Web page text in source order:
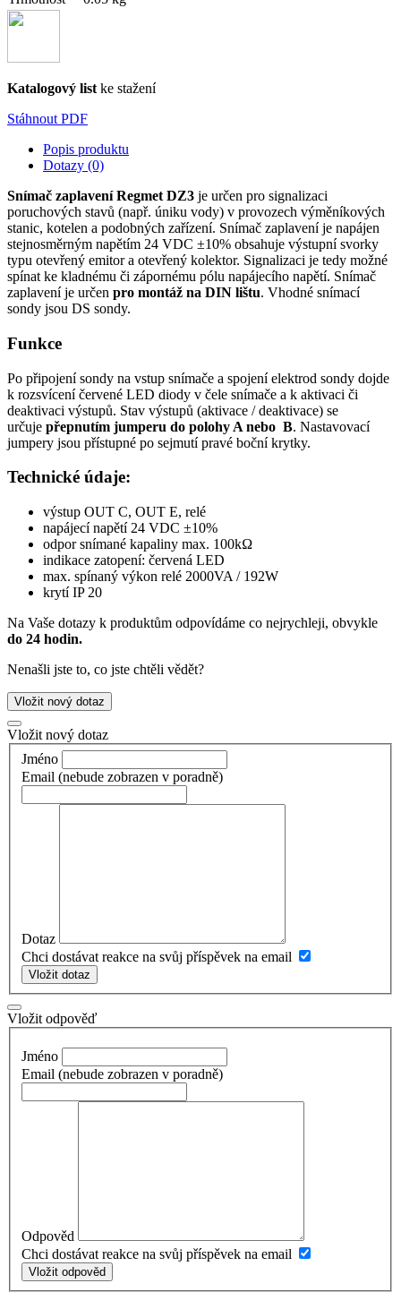
Katalogový list ke stažení
Stáhnout PDF
Popis produktu
Dotazy (0)
Snímač zaplavení Regmet DZ3 je určen pro signalizaci
poruchových stavů (např. úniku vody) v provozech výměníkových
stanic, kotelen a podobných zařízení. Snímač zaplavení je napájen
stejnosměrným napětím 24 VDC ±10% obsahuje výstupní svorky
typu otevřený emitor a otevřený kolektor. Signalizaci je tedy možné
spínat ke kladnému či zápornému pólu napájecího napětí. Snímač
zaplavení je určen pro montáž na DIN lištu. Vhodné snímací
sondy jsou DS sondy.
Funkce
Po připojení sondy na vstup snímače a spojení elektrod sondy dojde
k rozsvícení červené LED diody v čele snímače a k aktivaci či
deaktivaci výstupů. Stav výstupů (aktivace / deaktivace) se
určuje přepnutím jumperu do polohy A nebo B. Nastavovací
jumpery jsou přístupné po sejmutí pravé boční krytky.
Technické údaje:
výstup OUT C, OUT E, relé
napájecí napětí 24 VDC ±10%
odpor snímané kapaliny max. 100kΩ
indikace zatopení: červená LED
max. spínaný výkon relé 2000VA / 192W
krytí IP 20
Na Vaše dotazy k produktům odpovídáme co nejrychleji, obvykle
do 24 hodin.
Nenašli jste to, co jste chtěli vědět?
Vložit nový dotaz
Vložit nový dotaz
Jméno
Email (nebude zobrazen v poradně)
Dotaz
Chci dostávat reakce na svůj příspěvek na email
Vložit dotaz
Vložit odpověď
Jméno
Email (nebude zobrazen v poradně)
Odpověd
Chci dostávat reakce na svůj příspěvek na email
Vložit odpověd